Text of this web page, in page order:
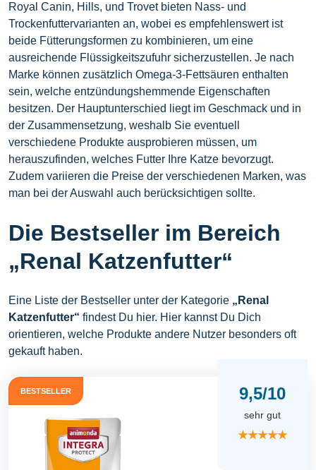
Royal Canin, Hills, und Trovet bieten Nass- und
Trockenfuttervarianten an, wobei es empfehlenswert ist
beide Fütterungsformen zu kombinieren, um eine
ausreichende Flüssigkeitszufuhr sicherzustellen. Je nach
Marke können zusätzlich Omega-3-Fettsäuren enthalten
sein, welche entzündungshemmende Eigenschaften
besitzen. Der Hauptunterschied liegt im Geschmack und in
der Zusammensetzung, weshalb Sie eventuell
verschiedene Produkte ausprobieren müssen, um
herauszufinden, welches Futter Ihre Katze bevorzugt.
Zudem variieren die Preise der verschiedenen Marken, was
man bei der Auswahl auch berücksichtigen sollte.
Die Bestseller im Bereich
„Renal Katzenfutter“
Eine Liste der Bestseller unter der Kategorie „Renal
Katzenfutter“ findest Du hier. Hier kannst Du Dich
orientieren, welche Produkte andere Nutzer besonders oft
gekauft haben.
BESTSELLER 9,5/10
sehr gut
★★★★★